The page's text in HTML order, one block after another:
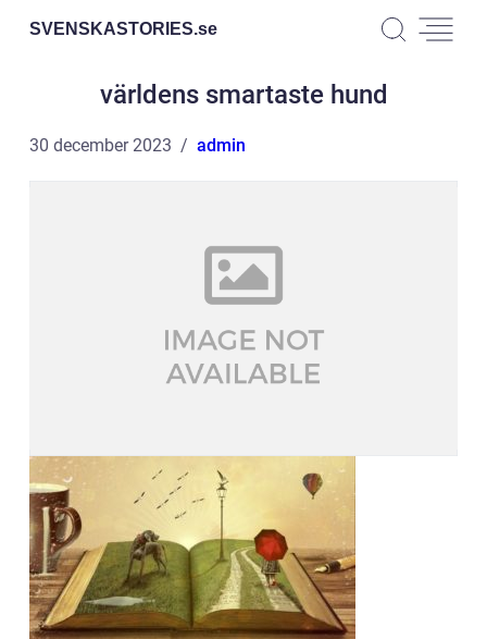
SVENSKASTORIES.se
världens smartaste hund
30 december 2023 admin